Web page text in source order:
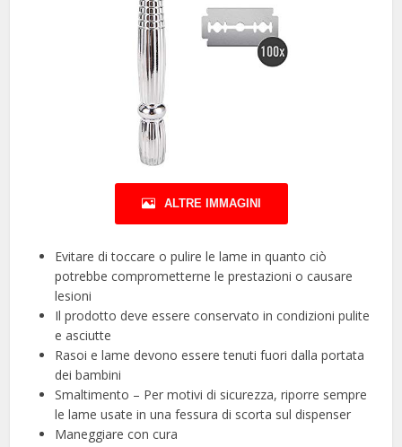
ALTRE IMMAGINI
Evitare di toccare o pulire le lame in quanto ciò
potrebbe comprometterne le prestazioni o causare
lesioni
Il prodotto deve essere conservato in condizioni pulite
e asciutte
Rasoi e lame devono essere tenuti fuori dalla portata
dei bambini
Smaltimento – Per motivi di sicurezza, riporre sempre
le lame usate in una fessura di scorta sul dispenser
Maneggiare con cura